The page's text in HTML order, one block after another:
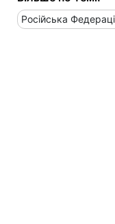
Російська